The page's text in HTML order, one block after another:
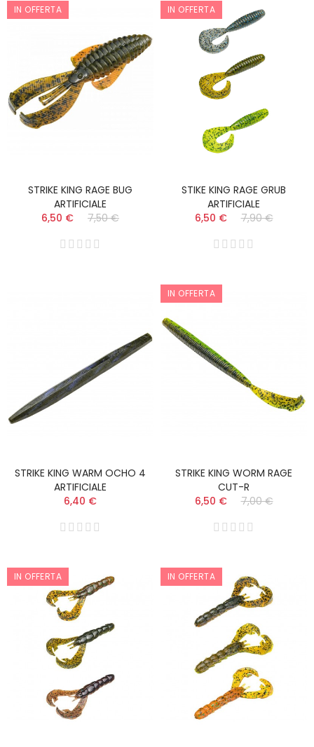
IN OFFERTA
STRIKE KING RAGE BUG
ARTIFICIALE
6,50 €
7,50 €
IN OFFERTA
STIKE KING RAGE GRUB
ARTIFICIALE
6,50 €
7,90 €
STRIKE KING WARM OCHO 4
ARTIFICIALE
6,40 €
IN OFFERTA
STRIKE KING WORM RAGE
CUT-R
6,50 €
7,00 €
IN OFFERTA IN OFFERTA